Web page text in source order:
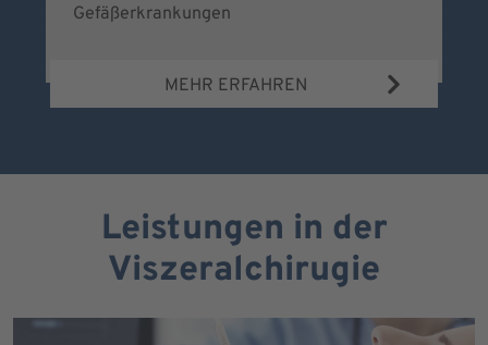
Gefäßerkrankungen
MEHR ERFAHREN
Leistungen in der
Viszeralchirugie